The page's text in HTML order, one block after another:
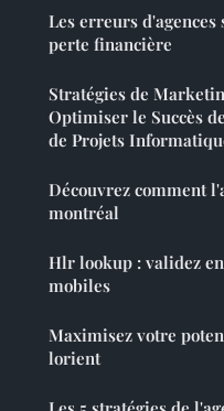
Les erreurs
perte financière
Stratégies de
Optimiser le Succès
de Projets
Découvrez comment
montréal
Hlr lookup : validez
mobiles
Maximisez votre
lorient